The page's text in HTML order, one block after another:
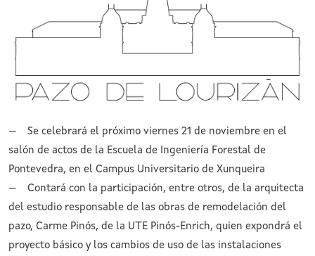
— Se celebrará el próximo viernes 21 de noviembre en el
salón de actos de la Escuela de Ingeniería Forestal de
Pontevedra, en el Campus Universitario de Xunqueira
— Contará con la participación, entre otros, de la arquitecta
del estudio responsable de las obras de remodelación del
pazo, Carme Pinós, de la UTE Pinós-Enrich, quien expondrá el
proyecto básico y los cambios de uso de las instalaciones